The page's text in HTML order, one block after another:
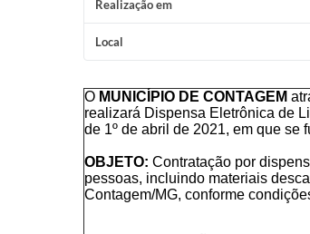
Realização em
Local
O MUNICÍPIO DE CONTAGEM
realizará Dispensa Eletrônica de
de 1º de abril de 2021, em que se
OBJETO: Contratação por
pessoas, incluindo materiais
Contagem/MG, conforme